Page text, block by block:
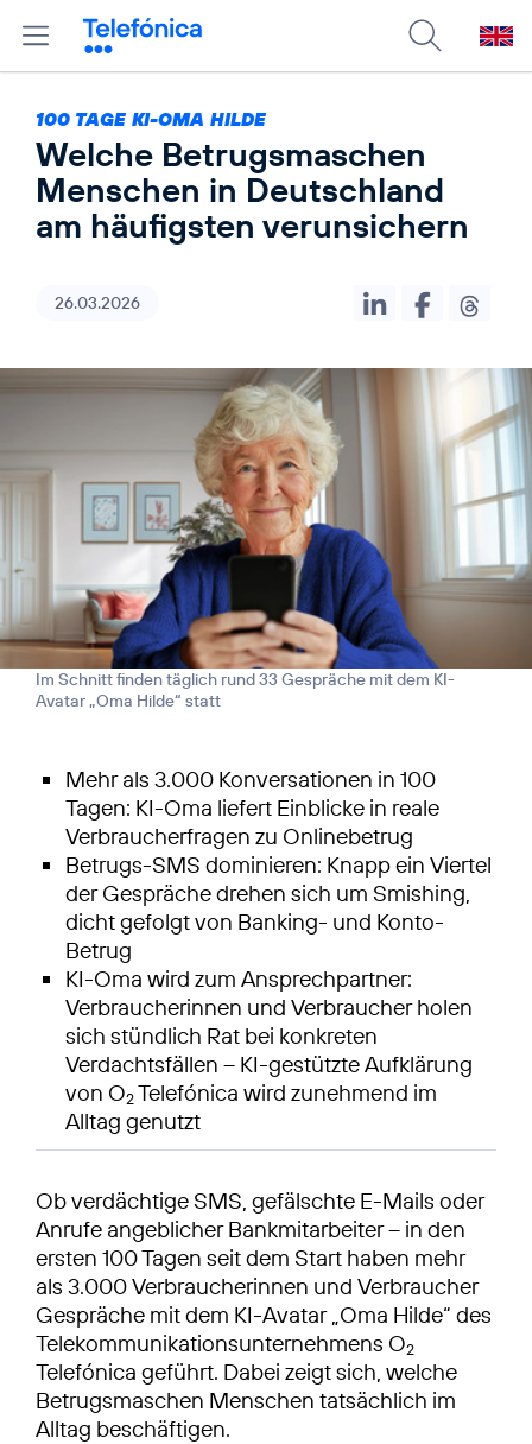
100 TAGE KI-OMA HILDE
Welche Betrugsmaschen
Menschen in Deutschland
am häufigsten verunsichern
26.03.2026
Im Schnitt finden täglich rund 33 Gespräche mit dem KI-
Avatar „Oma Hilde“ statt
Mehr als 3.000 Konversationen in 100
Tagen: KI-Oma liefert Einblicke in reale
Verbraucherfragen zu Onlinebetrug
Betrugs-SMS dominieren: Knapp ein Viertel
der Gespräche drehen sich um Smishing,
dicht gefolgt von Banking- und Konto-
Betrug
KI-Oma wird zum Ansprechpartner:
Verbraucherinnen und Verbraucher holen
sich stündlich Rat bei konkreten
Verdachtsfällen – KI-gestützte Aufklärung
von O2Telefónica wird zunehmend im
Alltag genutzt
Ob verdächtige SMS, gefälschte E-Mails oder
Anrufe angeblicher Bankmitarbeiter – in den
ersten 100 Tagen seit dem Start haben mehr
als 3.000 Verbraucherinnen und Verbraucher
Gespräche mit dem KI-Avatar „Oma Hilde“ des
Telekommunikationsunternehmens O2
Telefónica geführt. Dabei zeigt sich, welche
Betrugsmaschen Menschen tatsächlich im
Alltag beschäftigen.